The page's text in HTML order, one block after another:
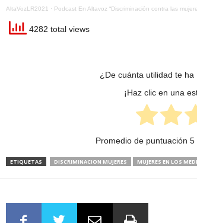
AltaVozLR2021 · Podcast En Altavoz “Discriminación contra las
4282 total views
¿De cuánta utilidad te
¡Haz clic en una
Promedio de puntuación 5
ETIQUETAS DISCRIMINACION MUJERES MUJERES EN LOS